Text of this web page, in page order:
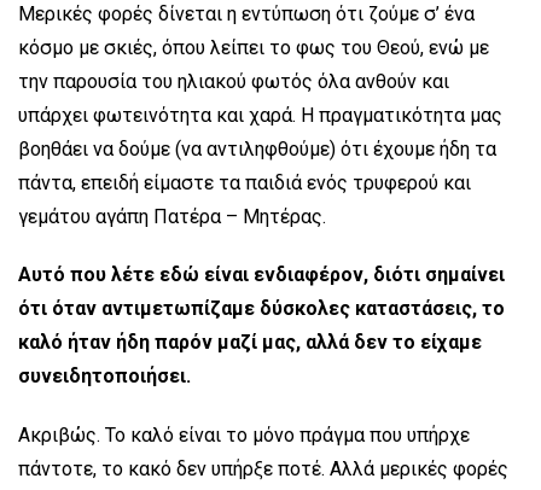
Μερικές φορές δίνεται η εντύπωση ότι ζούμε σ’ ένα
κόσμο με σκιές, όπου λείπει το φως του Θεού, ενώ με
την παρουσία του ηλιακού φωτός όλα ανθούν και
υπάρχει φωτεινότητα και χαρά. Η πραγματικότητα μας
βοηθάει να δούμε (να αντιληφθούμε) ότι έχουμε ήδη τα
πάντα, επειδή είμαστε τα παιδιά ενός τρυφερού και
γεμάτου αγάπη Πατέρα – Μητέρας.
Αυτό που λέτε εδώ είναι ενδιαφέρον, διότι σημαίνει
ότι όταν αντιμετωπίζαμε δύσκολες καταστάσεις, το
καλό ήταν ήδη παρόν μαζί μας, αλλά δεν το είχαμε
συνειδητοποιήσει.
Ακριβώς. Το καλό είναι το μόνο πράγμα που υπήρχε
πάντοτε, το κακό δεν υπήρξε ποτέ. Αλλά μερικές φορές